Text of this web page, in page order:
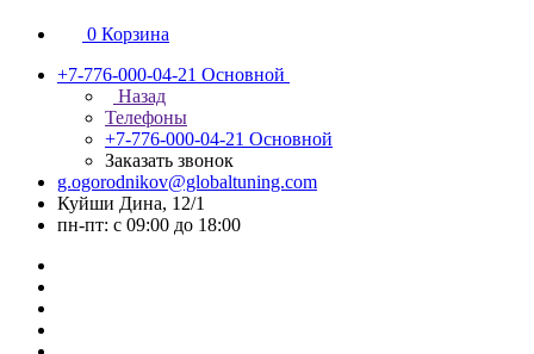
0 Корзина
+7-776-000-04-21 Основной
Назад
Телефоны
+7-776-000-04-21 Основной
Заказать звонок
g.ogorodnikov@globaltuning.com
Куйши Дина, 12/1
пн-пт: с 09:00 до 18:00